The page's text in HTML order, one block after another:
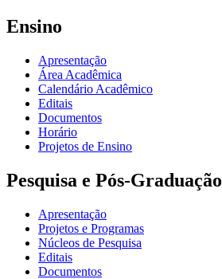
Ensino
Apresentação
Área Acadêmica
Calendário Acadêmico
Editais
Documentos
Horário
Projetos de Ensino
Pesquisa e Pós-Graduação
Apresentação
Projetos e Programas
Núcleos de Pesquisa
Editais
Documentos